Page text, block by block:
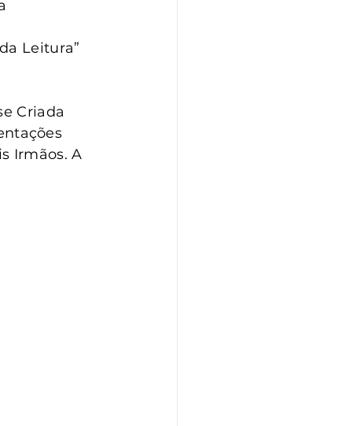
Leitura”
Criada
Irmãos. A